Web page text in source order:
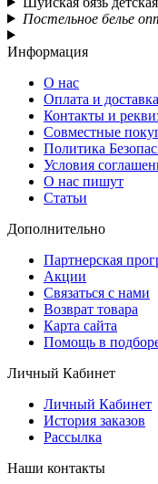
Постельное белье
Информация
О нас
Оплата и доставка
Контакты и
Совместные
Политика
Условия
О нас пишут
Статьи
Дополнительно
Партнерская
Акции
Связаться с нами
Возврат товара
Карта сайта
Помощь в
Личный Кабинет
Личный Кабинет
История заказов
Рассылка
Наши контакты